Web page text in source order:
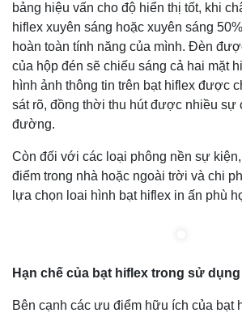
bảng hiệu vấn cho độ hiển thị tốt, khi
hiflex xuyên sáng hoặc xuyên sáng
hoàn toàn tính năng của mình. Đèn
của hộp đén sẽ chiếu sáng cả hai mặt
hình ảnh thông tin trên bạt hiflex được
sát rõ, đồng thời thu hút được nhiều sự
đường.
Còn đối với các loại phông nền sự
điểm trong nhà hoặc ngoài trời và chi
lựa chọn loai hình bạt hiflex in ấn phù
Hạn chế của bạt hiflex trong sử
Bên cạnh các ưu điểm hữu ích của bạt